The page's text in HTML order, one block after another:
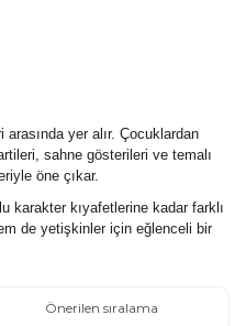
yer alır. Çocuklardan
sahne gösterileri ve temalı
öne çıkar.
karakter kıyafetlerine kadar farklı
de yetişkinler için eğlenceli bir